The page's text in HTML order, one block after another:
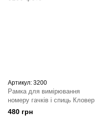
Артикул: 3200
Рамка для вимірювання
номеру гачків і спиць Кловер
480 грн